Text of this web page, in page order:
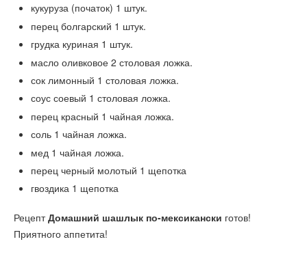
кукуруза (початок) 1 штук.
перец болгарский 1 штук.
грудка куриная 1 штук.
масло оливковое 2 столовая ложка.
сок лимонный 1 столовая ложка.
соус соевый 1 столовая ложка.
перец красный 1 чайная ложка.
соль 1 чайная ложка.
мед 1 чайная ложка.
перец черный молотый 1 щепотка
гвоздика 1 щепотка
РецептДомашний шашлык по-мексикански готов!
Приятного аппетита!